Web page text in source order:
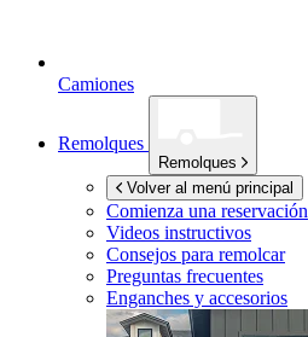
Camiones
Remolques
Remolques
Volver al menú principal
Comienza una reservación
Videos instructivos
Consejos para remolcar
Preguntas frecuentes
Enganches y accesorios